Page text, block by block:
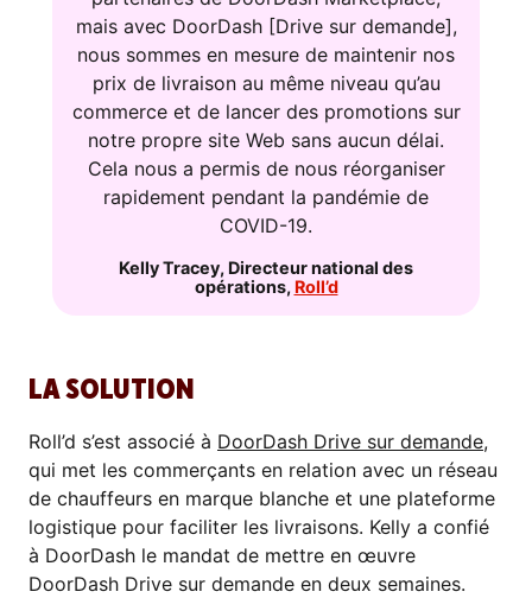
mais avec DoorDash [Drive sur demande],
nous sommes en mesure de maintenir nos
prix de livraison au même niveau qu’au
commerce et de lancer des promotions sur
notre propre site Web sans aucun délai.
Cela nous a permis de nous réorganiser
rapidement pendant la pandémie de
COVID-19.
Kelly Tracey, Directeur national des
opérations, Roll’d
LA SOLUTION
Roll’d s’est associé à DoorDash Drive sur demande,
qui met les commerçants en relation avec un réseau
de chauffeurs en marque blanche et une plateforme
logistique pour faciliter les livraisons. Kelly a confié
à DoorDash le mandat de mettre en œuvre
DoorDash Drive sur demande en deux semaines.